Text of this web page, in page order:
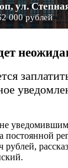
ул.
000 рублей
постоянной
рублей,